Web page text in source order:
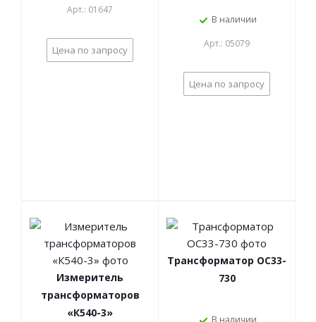
Арт.: 01647
Цена по запросу
В наличии
Арт.: 05079
Цена по запросу
Измеритель
трансформаторов
«К540-3»
Трансформатор ОС33-
730